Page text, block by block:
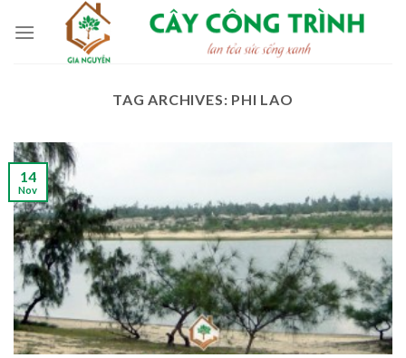
TAG ARCHIVES: PHI LAO
14
Nov